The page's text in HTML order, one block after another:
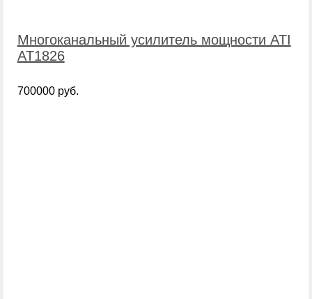
Многоканальный усилитель мощности ATI
AT1826
700000 руб.